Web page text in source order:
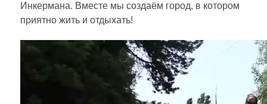
Инкермана. Вместе мы создаём город, в котором
приятно жить и отдыхать!